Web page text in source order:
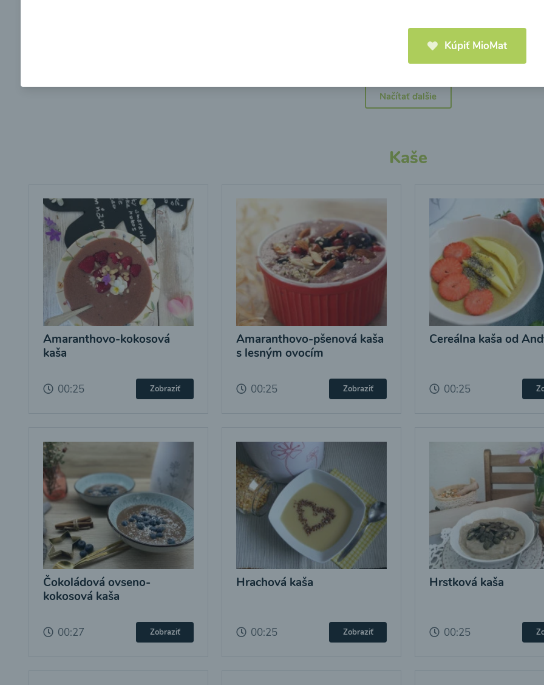
00:25
Načítať ďalšie
Kaše
Amaranthovo-kokosová
kaša
00:25 Zobraziť
Amaranthovo-pšenová kaša
s lesným ovocím
00:25 Zobraziť
Cereálna kaša od
00:25
Čokoládová ovseno-
kokosová kaša
00:27 Zobraziť
Hrachová kaša
00:25 Zobraziť
Hrstková kaša
00:25
Kúpiť MioMat